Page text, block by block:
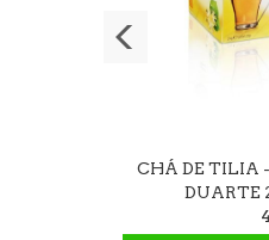
CHÁ DE TILIA
DUARTE